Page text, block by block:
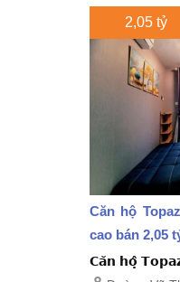
2,05 tỷ
Căn hộ
cao bán 2,05
𝗖𝗮̆𝗻 𝗵𝗼̣̂